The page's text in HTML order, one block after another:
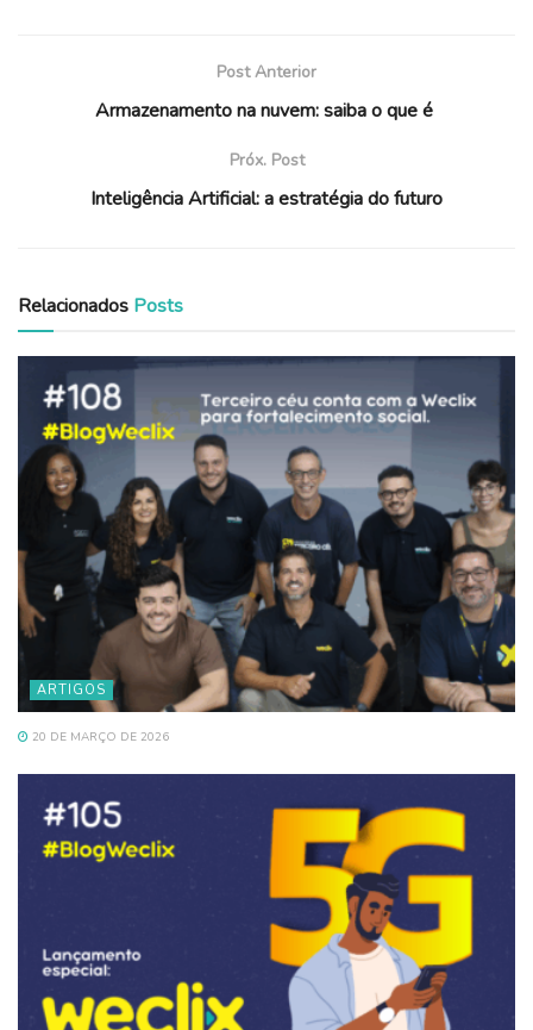
Post Anterior
Armazenamento na nuvem: saiba o que é
Próx. Post
Inteligência Artificial: a estratégia do futuro
Relacionados Posts
ARTIGOS
20 DE MARÇO DE 2026